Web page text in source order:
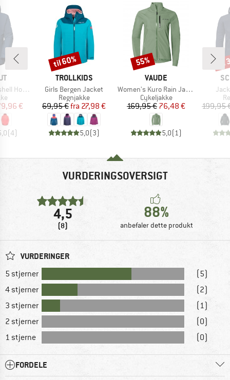
Jacket
pris
€
(4)
MÆRKE
TROLLKIDS
Artikel
Girls Bergen Jacket
Produktgruppe
Regnjakke
Pris
69,95 € Nedsat pris
fra 27,98 €
5,0(3)
Rabat
til 60%
MÆRKE
VAUDE
Artikel
Women's Kuro Rain Jacket
Produktgruppe
Cykeljakke
Pris
169,95 €Nedsat pris
76,48 €
5,0(1)
Rabat
55%
199,95
VURDERINGSOVERSIGT
4,5
(8)
88%
anbefaler dette produkt
VURDERINGER
5 stjerner
(5)
4 stjerner
(2)
3 stjerner
(1)
2 stjerner
(0)
1 stjerne
(0)
FORDELE